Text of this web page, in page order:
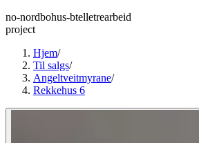
no-nordbohus-btelletrearbeid
project
Hjem/
Til salgs/
Angeltveitmyrane/
Rekkehus 6